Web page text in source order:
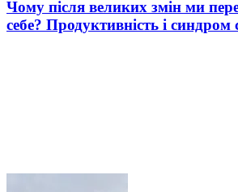
Чому після великих змін ми
себе? Продуктивність і синдром